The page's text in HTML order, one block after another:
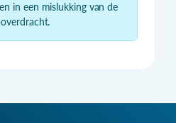
in een mislukking van de